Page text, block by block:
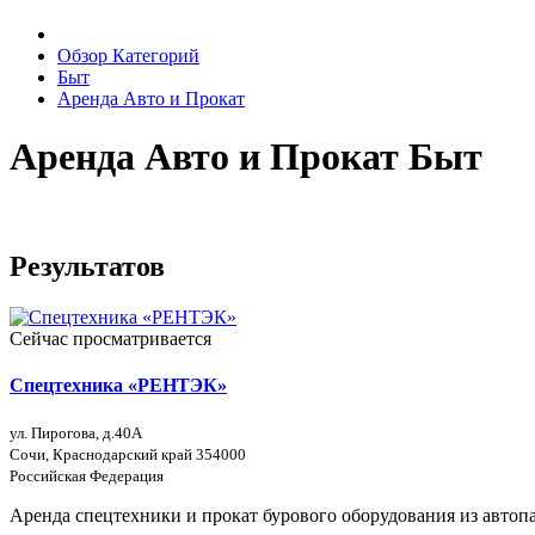
Обзор Категорий
Быт
Аренда Авто и Прокат
Аренда Авто и Прокат Быт
Результатов
Сейчас просматривается
Спецтехника «РЕНТЭК»
ул. Пирогова, д.40А
Сочи, Краснодарский край 354000
Российская Федерация
Аренда спецтехники и прокат бурового оборудования из